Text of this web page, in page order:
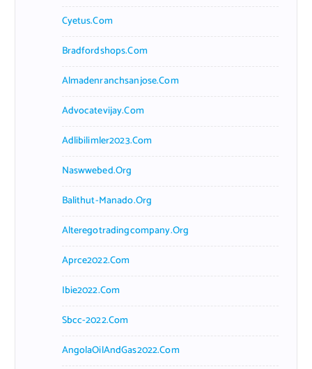
Cyetus.com
Bradfordshops.com
Almadenranchsanjose.com
Advocatevijay.com
Adlibilimler2023.com
Naswwebed.org
Balithut-Manado.org
Alteregotradingcompany.org
Aprce2022.com
Ibie2022.com
Sbcc-2022.com
AngolaOilAndGas2022.com